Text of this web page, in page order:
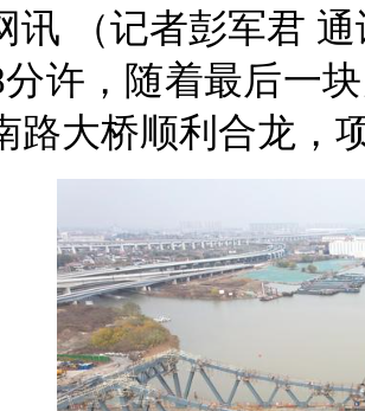
讯 （记者彭军君
分许，随着最后一
路大桥顺利合龙，